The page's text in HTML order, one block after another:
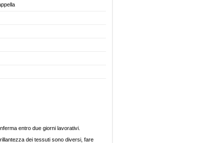
entro due giorni lavorativi.
dei tessuti sono diversi, fare